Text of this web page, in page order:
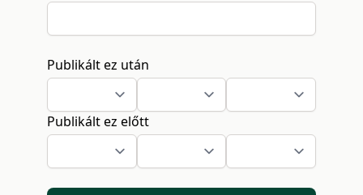
Publikált ez után
Publikált ez előtt